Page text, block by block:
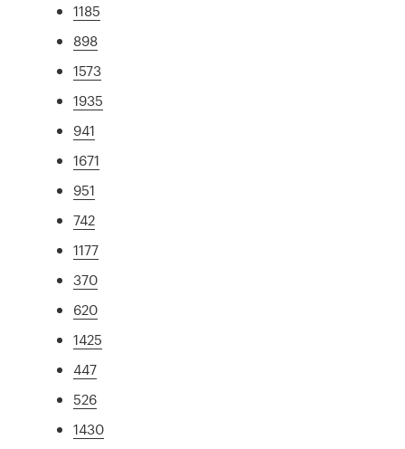
1185
898
1573
1935
941
1671
951
742
1177
370
620
1425
447
526
1430